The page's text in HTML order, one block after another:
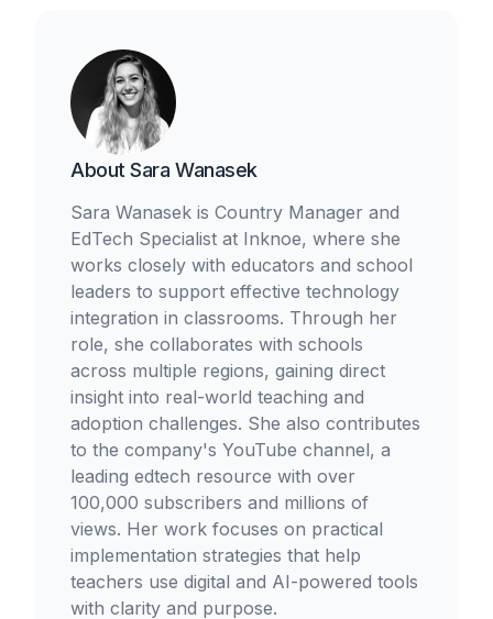
About Sara Wanasek
Sara Wanasek is Country Manager and
EdTech Specialist at Inknoe, where she
works closely with educators and school
leaders to support effective technology
integration in classrooms. Through her
role, she collaborates with schools
across multiple regions, gaining direct
insight into real-world teaching and
adoption challenges. She also contributes
to the company's YouTube channel, a
leading edtech resource with over
100,000 subscribers and millions of
views. Her work focuses on practical
implementation strategies that help
teachers use digital and AI-powered tools
with clarity and purpose.